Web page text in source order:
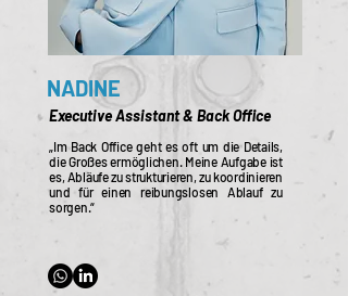
NADINE
Executive Assistant & Back Office
„Im Back Office geht es oft um die Details,
die Großes ermöglichen. Meine Aufgabe ist
es, Abläufe zu strukturieren, zu koordinieren
und für einen reibungslosen Ablauf zu
sorgen.“